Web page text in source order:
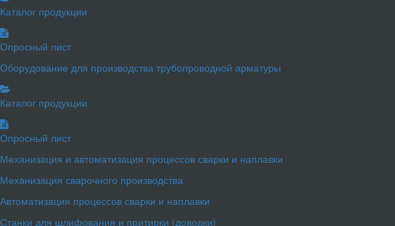
Каталог продукции
Опросный лист
Оборудование для производства трубопроводной арматуры
Каталог продукции
Опросный лист
Механизация и автоматизация процессов сварки и наплавки
Механизация сварочного производства
Автоматизация процессов сварки и наплавки
Станки для шлифования и притирки (доводки)